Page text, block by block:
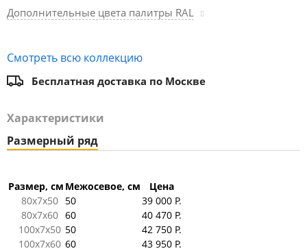
Дополнительные цвета палитры RAL
Смотреть всю коллекцию
Бесплатная доставка по Москве
Характеристики
Размерный ряд
Размер, см Межосевое, см
Цена
80x7x50
50
39 000 Р.
80x7x60 60
40 470 Р.
100x7x50 50
42 750 Р.
100x7x60 60
43 950 Р.